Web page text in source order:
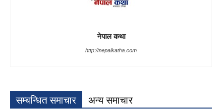
नेपाल कथा
http://nepalkatha.com
सम्बन्धित समाचार अन्य समाचार